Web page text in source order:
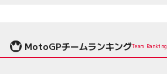
MotoGPチームランキングTeam Ranking